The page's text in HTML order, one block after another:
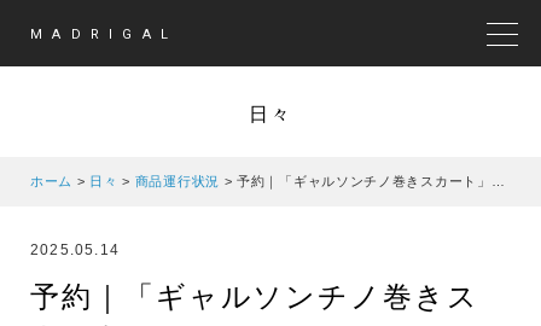
MADRIGAL
日々
ホーム > 日々 > 商品運行状況 >予約｜「ギャルソンチノ巻きスカート」BLACK
2025.05.14
予約｜「ギャルソンチノ巻きス